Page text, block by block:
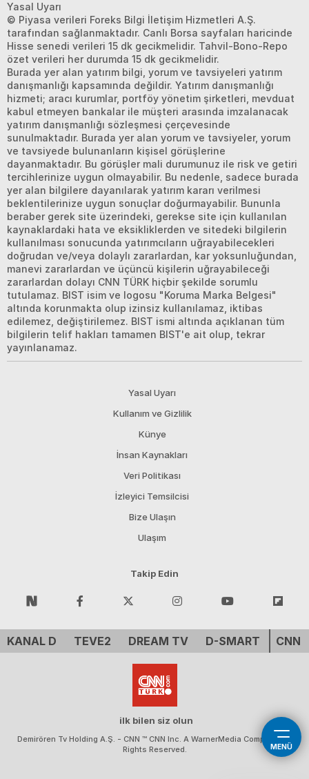
MENÜ
Yasal Uyarı
© Piyasa verileri Foreks Bilgi İletişim Hizmetleri A.Ş.
tarafından sağlanmaktadır. Canlı Borsa sayfaları haricinde
Hisse senedi verileri 15 dk gecikmelidir. Tahvil-Bono-Repo
özet verileri her durumda 15 dk gecikmelidir.
Burada yer alan yatırım bilgi, yorum ve tavsiyeleri yatırım
danışmanlığı kapsamında değildir. Yatırım danışmanlığı
hizmeti; aracı kurumlar, portföy yönetim şirketleri, mevduat
kabul etmeyen bankalar ile müşteri arasında imzalanacak
yatırım danışmanlığı sözleşmesi çerçevesinde
sunulmaktadır. Burada yer alan yorum ve tavsiyeler, yorum
ve tavsiyede bulunanların kişisel görüşlerine
dayanmaktadır. Bu görüşler mali durumunuz ile risk ve getiri
tercihlerinize uygun olmayabilir. Bu nedenle, sadece burada
yer alan bilgilere dayanılarak yatırım kararı verilmesi
beklentilerinize uygun sonuçlar doğurmayabilir. Bununla
beraber gerek site üzerindeki, gerekse site için kullanılan
kaynaklardaki hata ve eksikliklerden ve sitedeki bilgilerin
kullanılması sonucunda yatırımcıların uğrayabilecekleri
doğrudan ve/veya dolaylı zararlardan, kar yoksunluğundan,
manevi zararlardan ve üçüncü kişilerin uğrayabileceği
zararlardan dolayı CNN TÜRK hiçbir şekilde sorumlu
tutulamaz. BIST isim ve logosu "Koruma Marka Belgesi"
altında korunmakta olup izinsiz kullanılamaz, iktibas
edilemez, değiştirilemez. BIST ismi altında açıklanan tüm
bilgilerin telif hakları tamamen BIST'e ait olup, tekrar
yayınlanamaz.
Yasal Uyarı
Kullanım ve Gizlilik
Künye
İnsan Kaynakları
Veri Politikası
İzleyici Temsilcisi
Bize Ulaşın
Ulaşım
Takip Edin
KANAL D TEVE2 DREAM TV D-SMART CNN
ilk bilen siz olun
Demirören Tv Holding A.Ş. - CNN ™ CNN Inc. A WarnerMedia Company. All
Rights Reserved.